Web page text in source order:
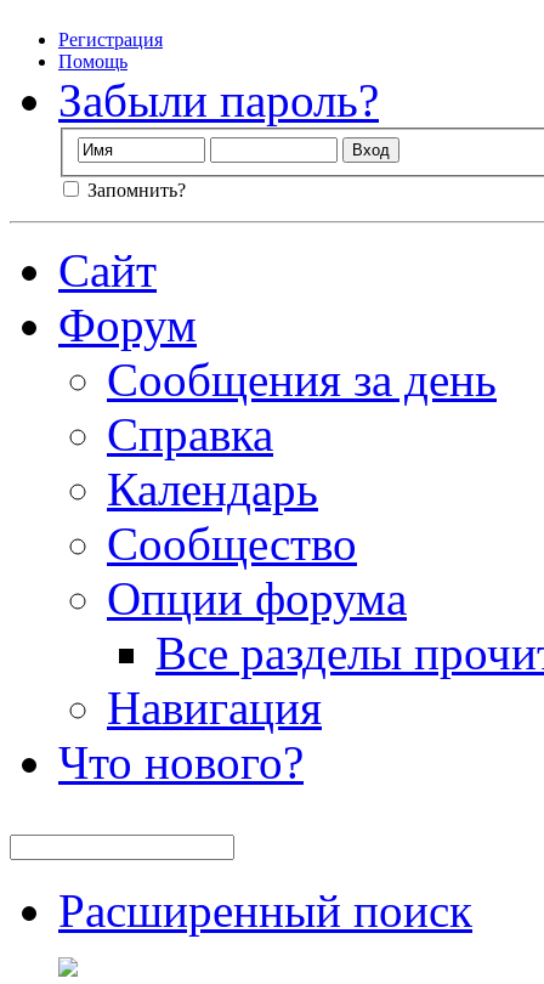
Регистрация
Помощь
Забыли пароль?
Запомнить?
Сайт
Форум
Сообщения за день
Справка
Календарь
Сообщество
Опции форума
Все разделы
Навигация
Что нового?
Расширенный поиск